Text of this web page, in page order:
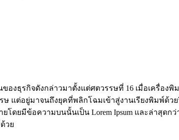
งธุรกิจดังกล่าวมาตั้งแต่ศตวรรษที่ 16 เมื่อเครื่องพิ
แต่อยู่มาจนถึงยุคที่พลิกโฉมเข้าสู่งานเรียงพิมพ์ด้ว
โดยมีข้อความบนนั้นเป็น Lorem Ipsum และล่าสุด
วย